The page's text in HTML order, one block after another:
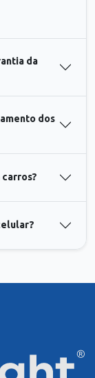
da
dos